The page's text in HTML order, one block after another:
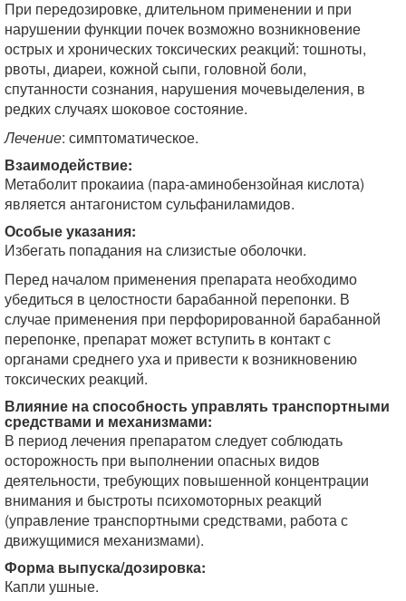
При передозировке, длительном применении и при
нарушении функции почек возможно возникновение
острых и хронических токсических реакций: тошноты,
рвоты, диареи, кожной сыпи, головной боли,
спутанности сознания, нарушения мочевыделения, в
редких случаях шоковое состояние.
Лечение: симптоматическое.
Взаимодействие:
Метаболит прокаииа (пара-аминобензойная кислота)
является антагонистом сульфанила­мидов.
Особые указания:
Избегать попадания на слизистые оболочки.
Перед началом применения препарата необходимо
убедиться в целостности барабанной перепонки. В
случае применения при перфорированной барабанной
перепонке, препарат может вступить в контакт с
органами среднего уха и привести к возникновению
токсиче­ских реакций.
Влияние на способность управлять транспортными
средствами и механизмами:
В период лечения препаратом следует соблюдать
осторожность при выполнении опасных видов
деятельности, требующих повышенной концентрации
внимания и быстроты психо­моторных реакций
(управление транспортными средствами, работа с
движущимися меха­низмами).
Форма выпуска/дозировка:
Капли ушные.